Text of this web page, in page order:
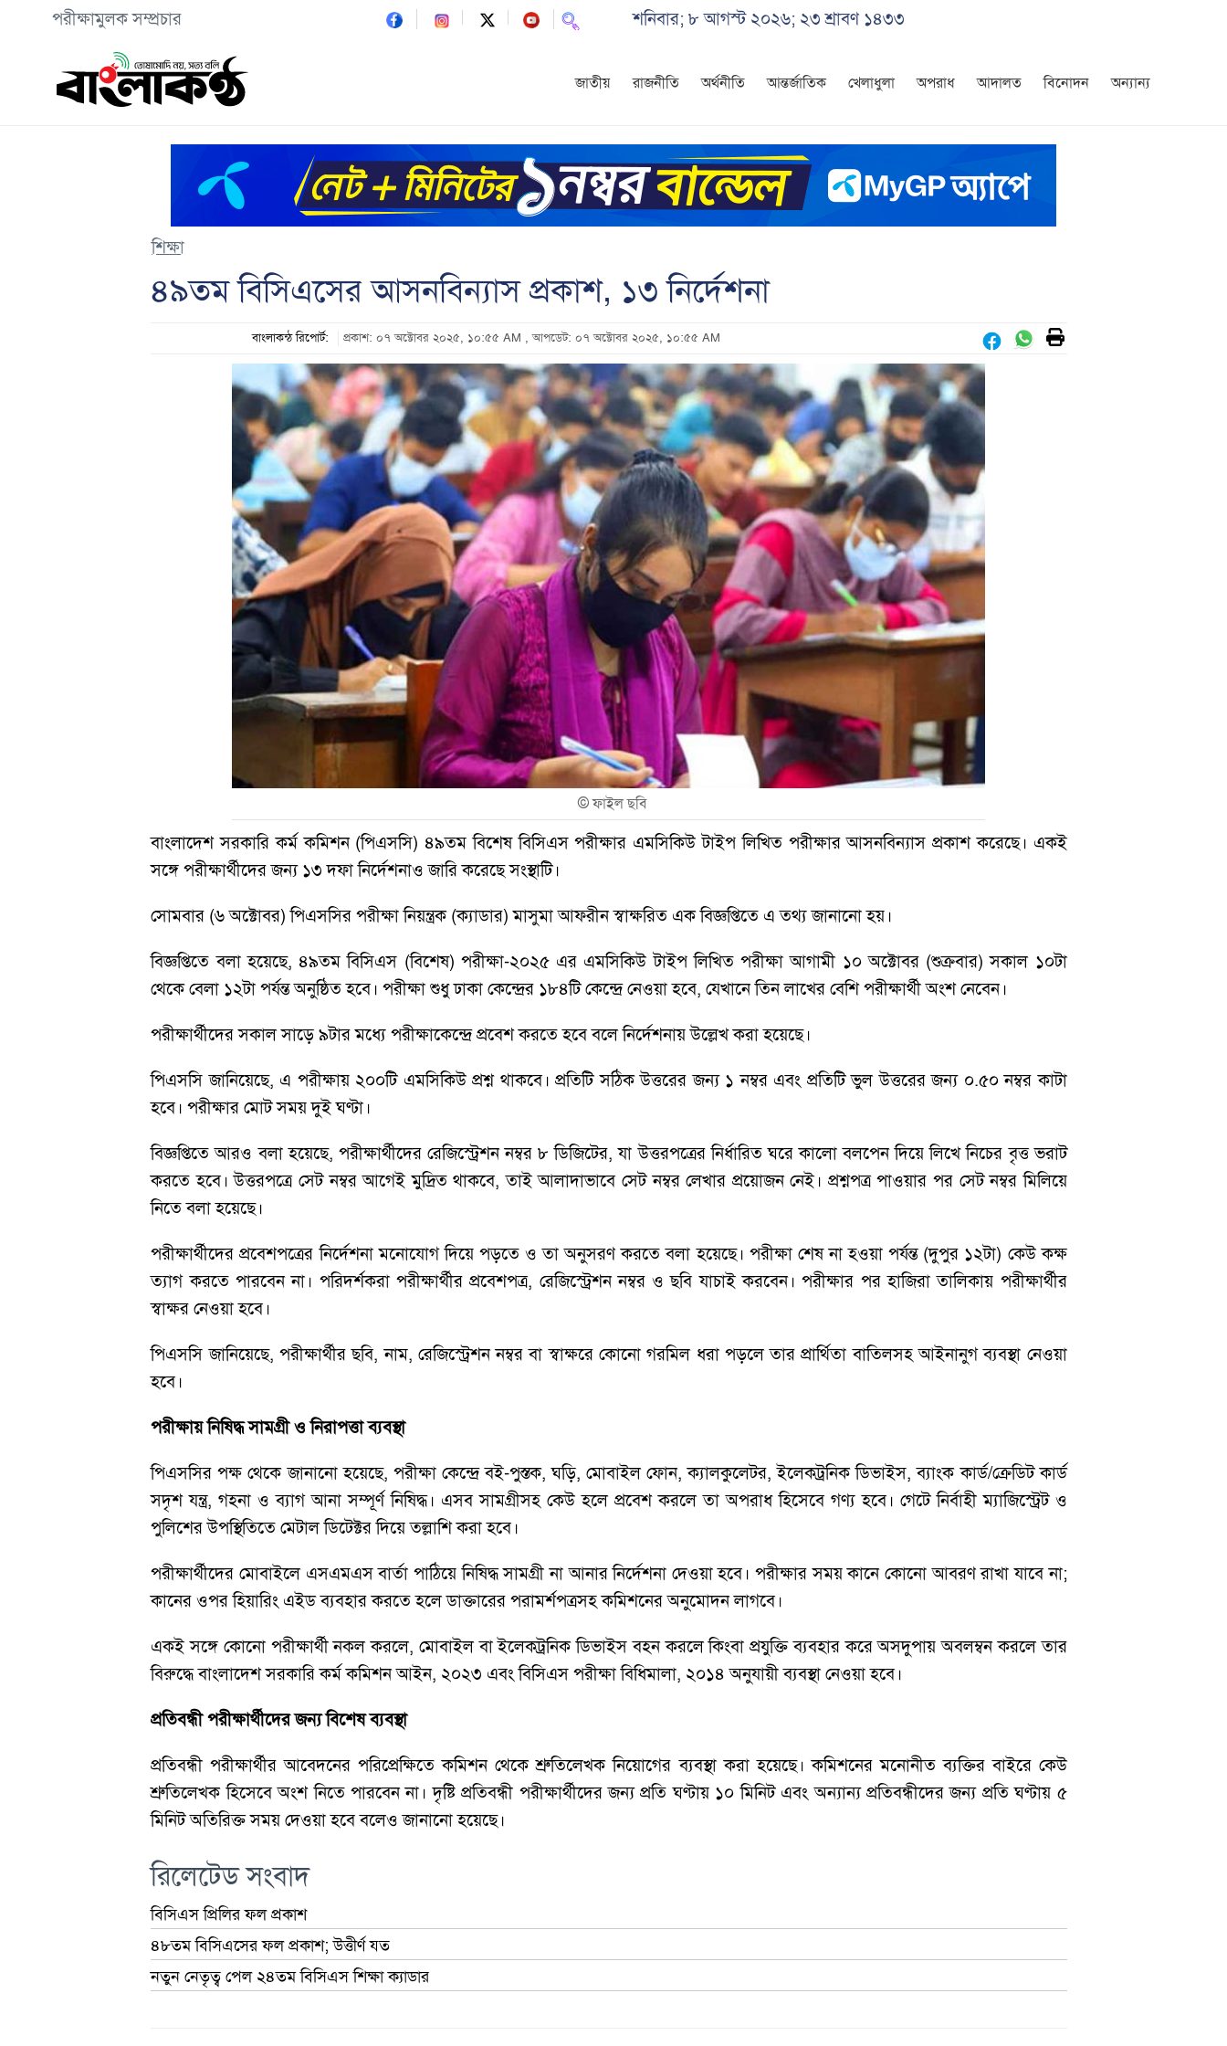
পরীক্ষামুলক সম্প্রচার শনিবার; ৮ আগস্ট ২০২৬; ২৩ শ্রাবণ ১৪৩৩
জাতীয় রাজনীতি অর্থনীতি আন্তর্জাতিক খেলাধুলা অপরাধ আদালত বিনোদন অন্যান্য
শিক্ষা
৪৯তম বিসিএসের আসনবিন্যাস প্রকাশ, ১৩ নির্দেশনা
বাংলাকন্ঠ রিপোর্ট: প্রকাশ: ০৭ অক্টোবর ২০২৫, ১০:৫৫ AM , আপডেট: ০৭ অক্টোবর ২০২৫, ১০:৫৫ AM
©ফাইল ছবি
বাংলাদেশ সরকারি কর্ম কমিশন (পিএসসি) ৪৯তম বিশেষ বিসিএস পরীক্ষার এমসিকিউ টাইপ লিখিত পরীক্ষার আসনবিন্যাস প্রকাশ করেছে। একই
সঙ্গে পরীক্ষার্থীদের জন্য ১৩ দফা নির্দেশনাও জারি করেছে সংস্থাটি।
সোমবার (৬ অক্টোবর) পিএসসির পরীক্ষা নিয়ন্ত্রক (ক্যাডার) মাসুমা আফরীন স্বাক্ষরিত এক বিজ্ঞপ্তিতে এ তথ্য জানানো হয়।
বিজ্ঞপ্তিতে বলা হয়েছে, ৪৯তম বিসিএস (বিশেষ) পরীক্ষা-২০২৫ এর এমসিকিউ টাইপ লিখিত পরীক্ষা আগামী ১০ অক্টোবর (শুক্রবার) সকাল ১০টা
থেকে বেলা ১২টা পর্যন্ত অনুষ্ঠিত হবে। পরীক্ষা শুধু ঢাকা কেন্দ্রের ১৮৪টি কেন্দ্রে নেওয়া হবে, যেখানে তিন লাখের বেশি পরীক্ষার্থী অংশ নেবেন।
পরীক্ষার্থীদের সকাল সাড়ে ৯টার মধ্যে পরীক্ষাকেন্দ্রে প্রবেশ করতে হবে বলে নির্দেশনায় উল্লেখ করা হয়েছে।
পিএসসি জানিয়েছে, এ পরীক্ষায় ২০০টি এমসিকিউ প্রশ্ন থাকবে। প্রতিটি সঠিক উত্তরের জন্য ১ নম্বর এবং প্রতিটি ভুল উত্তরের জন্য ০.৫০ নম্বর কাটা
হবে। পরীক্ষার মোট সময় দুই ঘণ্টা।
বিজ্ঞপ্তিতে আরও বলা হয়েছে, পরীক্ষার্থীদের রেজিস্ট্রেশন নম্বর ৮ ডিজিটের, যা উত্তরপত্রের নির্ধারিত ঘরে কালো বলপেন দিয়ে লিখে নিচের বৃত্ত ভরাট
করতে হবে। উত্তরপত্রে সেট নম্বর আগেই মুদ্রিত থাকবে, তাই আলাদাভাবে সেট নম্বর লেখার প্রয়োজন নেই। প্রশ্নপত্র পাওয়ার পর সেট নম্বর মিলিয়ে
নিতে বলা হয়েছে।
পরীক্ষার্থীদের প্রবেশপত্রের নির্দেশনা মনোযোগ দিয়ে পড়তে ও তা অনুসরণ করতে বলা হয়েছে। পরীক্ষা শেষ না হওয়া পর্যন্ত (দুপুর ১২টা) কেউ কক্ষ
ত্যাগ করতে পারবেন না। পরিদর্শকরা পরীক্ষার্থীর প্রবেশপত্র, রেজিস্ট্রেশন নম্বর ও ছবি যাচাই করবেন। পরীক্ষার পর হাজিরা তালিকায় পরীক্ষার্থীর
স্বাক্ষর নেওয়া হবে।
পিএসসি জানিয়েছে, পরীক্ষার্থীর ছবি, নাম, রেজিস্ট্রেশন নম্বর বা স্বাক্ষরে কোনো গরমিল ধরা পড়লে তার প্রার্থিতা বাতিলসহ আইনানুগ ব্যবস্থা নেওয়া
হবে।
পরীক্ষায় নিষিদ্ধ সামগ্রী ও নিরাপত্তা ব্যবস্থা
পিএসসির পক্ষ থেকে জানানো হয়েছে, পরীক্ষা কেন্দ্রে বই-পুস্তক, ঘড়ি, মোবাইল ফোন, ক্যালকুলেটর, ইলেকট্রনিক ডিভাইস, ব্যাংক কার্ড/ক্রেডিট কার্ড
সদৃশ যন্ত্র, গহনা ও ব্যাগ আনা সম্পূর্ণ নিষিদ্ধ। এসব সামগ্রীসহ কেউ হলে প্রবেশ করলে তা অপরাধ হিসেবে গণ্য হবে। গেটে নির্বাহী ম্যাজিস্ট্রেট ও
পুলিশের উপস্থিতিতে মেটাল ডিটেক্টর দিয়ে তল্লাশি করা হবে।
পরীক্ষার্থীদের মোবাইলে এসএমএস বার্তা পাঠিয়ে নিষিদ্ধ সামগ্রী না আনার নির্দেশনা দেওয়া হবে। পরীক্ষার সময় কানে কোনো আবরণ রাখা যাবে না;
কানের ওপর হিয়ারিং এইড ব্যবহার করতে হলে ডাক্তারের পরামর্শপত্রসহ কমিশনের অনুমোদন লাগবে।
একই সঙ্গে কোনো পরীক্ষার্থী নকল করলে, মোবাইল বা ইলেকট্রনিক ডিভাইস বহন করলে কিংবা প্রযুক্তি ব্যবহার করে অসদুপায় অবলম্বন করলে তার
বিরুদ্ধে বাংলাদেশ সরকারি কর্ম কমিশন আইন, ২০২৩ এবং বিসিএস পরীক্ষা বিধিমালা, ২০১৪ অনুযায়ী ব্যবস্থা নেওয়া হবে।
প্রতিবন্ধী পরীক্ষার্থীদের জন্য বিশেষ ব্যবস্থা
প্রতিবন্ধী পরীক্ষার্থীর আবেদনের পরিপ্রেক্ষিতে কমিশন থেকে শ্রুতিলেখক নিয়োগের ব্যবস্থা করা হয়েছে। কমিশনের মনোনীত ব্যক্তির বাইরে কেউ
শ্রুতিলেখক হিসেবে অংশ নিতে পারবেন না। দৃষ্টি প্রতিবন্ধী পরীক্ষার্থীদের জন্য প্রতি ঘণ্টায় ১০ মিনিট এবং অন্যান্য প্রতিবন্ধীদের জন্য প্রতি ঘণ্টায় ৫
মিনিট অতিরিক্ত সময় দেওয়া হবে বলেও জানানো হয়েছে।
রিলেটেড সংবাদ
বিসিএস প্রিলির ফল প্রকাশ
৪৮তম বিসিএসের ফল প্রকাশ; উত্তীর্ণ যত
নতুন নেতৃত্ব পেল ২৪তম বিসিএস শিক্ষা ক্যাডার